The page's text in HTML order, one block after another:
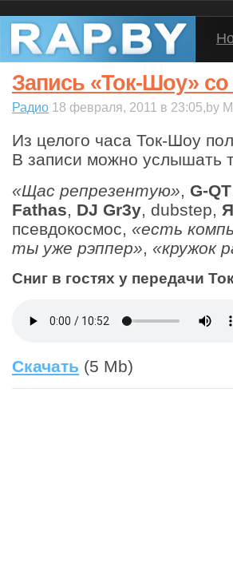
Запись «Ток-Шоу» со
Радио 18 февраля, 2011 в 23:05,by
Из целого часа Ток-Шоу
В записи можно услышать
«Щас репрезентую», G-QT
Fathas, DJ Gr3y, dubstep,
псевдокосмос, «есть
ты уже рэппер», «кружок
Сниг в гостях у передачи
Скачать (5 Mb)